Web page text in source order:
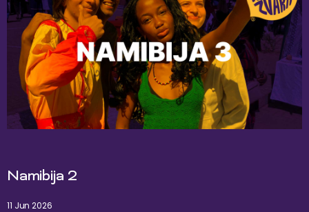
Namibija 2
11 Jun 2026